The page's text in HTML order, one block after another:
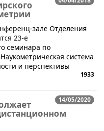
зале Отделения
23-е
семинара по
система
и перспективы
1933
14/05/2020